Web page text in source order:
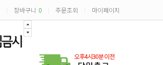
장바구니 0 주문조회 마이페이지